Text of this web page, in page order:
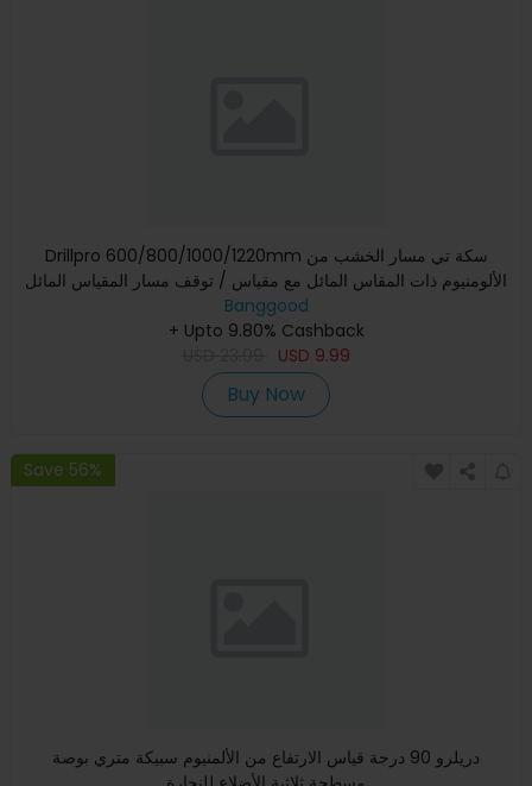
Drillpro 600/800/1000/1220mm سكة تي مسار الخشب من
الألومنيوم ذات المقاس المائل مع مقياس / توقف مسار المقياس المائل
Banggood
+ Upto 9.80% Cashback
USD 9.99
Buy Now
Save 56%
دريلرو 90 درجة قياس الارتفاع من الألمنيوم سبيكة متري بوصة